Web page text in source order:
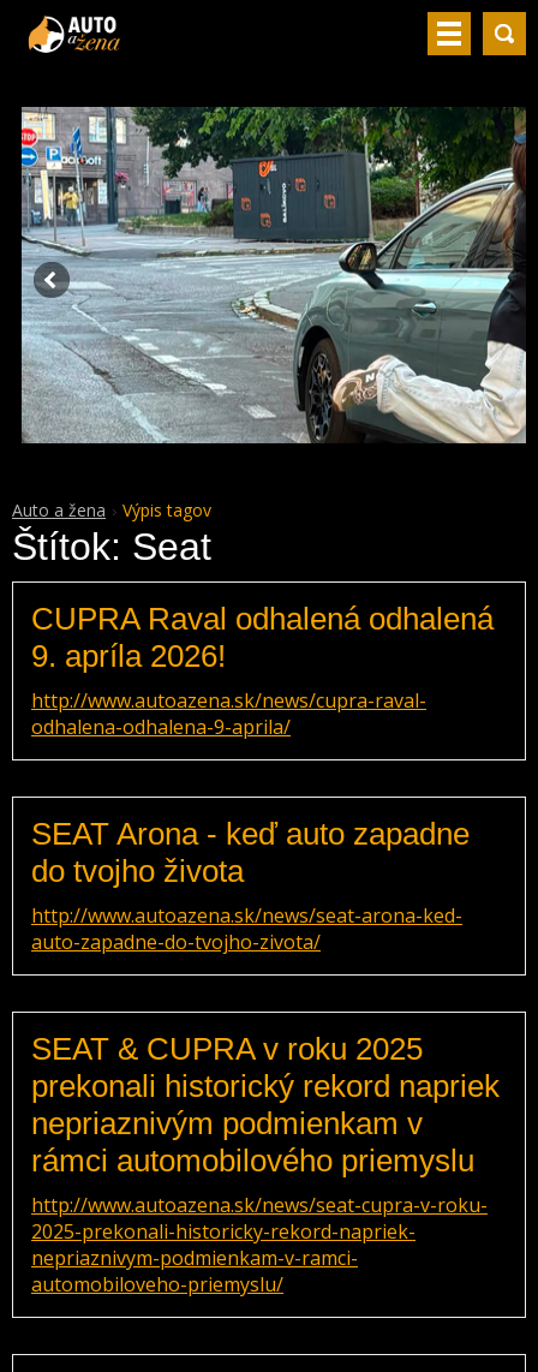
Auto a žena Výpis tagov
Štítok: Seat
CUPRA Raval odhalená odhalená
9. apríla 2026!
http://www.autoazena.sk/news/cupra-raval-
odhalena-odhalena-9-aprila/
SEAT Arona - keď auto zapadne
do tvojho života
http://www.autoazena.sk/news/seat-arona-ked-
auto-zapadne-do-tvojho-zivota/
SEAT & CUPRA v roku 2025
prekonali historický rekord napriek
nepriaznivým podmienkam v
rámci automobilového priemyslu
http://www.autoazena.sk/news/seat-cupra-v-roku-
2025-prekonali-historicky-rekord-napriek-
nepriaznivym-podmienkam-v-ramci-
automobiloveho-priemyslu/